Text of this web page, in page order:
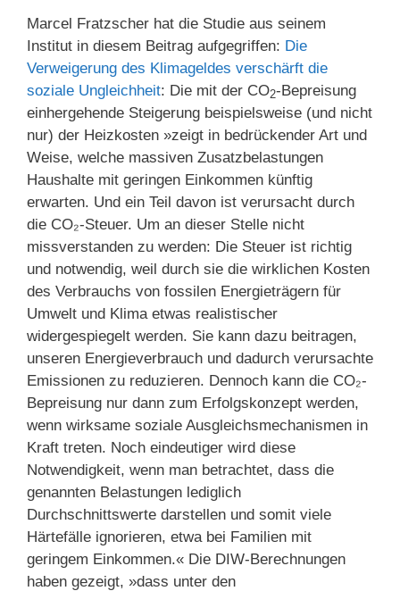
Marcel Fratzscher hat die Studie aus seinem
Institut in diesem Beitrag aufgegriffen: Die
Verweigerung des Klimageldes verschärft die
soziale Ungleichheit: Die mit der CO2-Bepreisung
einhergehende Steigerung beispielsweise (und nicht
nur) der Heizkosten »zeigt in bedrückender Art und
Weise, welche massiven Zusatzbelastungen
Haushalte mit geringen Einkommen künftig
erwarten. Und ein Teil davon ist verursacht durch
die CO₂-Steuer. Um an dieser Stelle nicht
missverstanden zu werden: Die Steuer ist richtig
und notwendig, weil durch sie die wirklichen Kosten
des Verbrauchs von fossilen Energieträgern für
Umwelt und Klima etwas realistischer
widergespiegelt werden. Sie kann dazu beitragen,
unseren Energieverbrauch und dadurch verursachte
Emissionen zu reduzieren. Dennoch kann die CO₂-
Bepreisung nur dann zum Erfolgskonzept werden,
wenn wirksame soziale Ausgleichsmechanismen in
Kraft treten. Noch eindeutiger wird diese
Notwendigkeit, wenn man betrachtet, dass die
genannten Belastungen lediglich
Durchschnittswerte darstellen und somit viele
Härtefälle ignorieren, etwa bei Familien mit
geringem Einkommen.« Die DIW-Berechnungen
haben gezeigt, »dass unter den